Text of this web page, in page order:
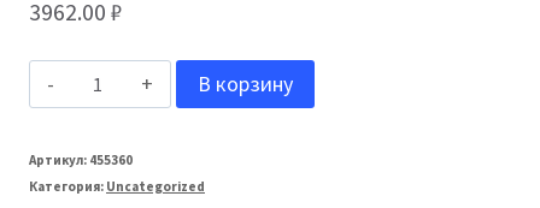
3962.00 ₽
Количество
Grand
Line
В корзину
Артикул: 455360
Категория: Uncategorized